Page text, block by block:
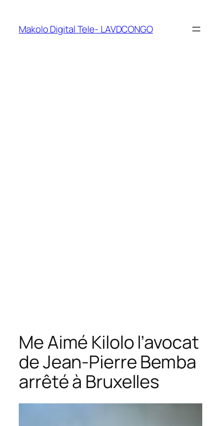
Makolo Digital Tele- LAVDCONGO
Me Aimé Kilolo l’avocat
de Jean-Pierre Bemba
arrêté à Bruxelles